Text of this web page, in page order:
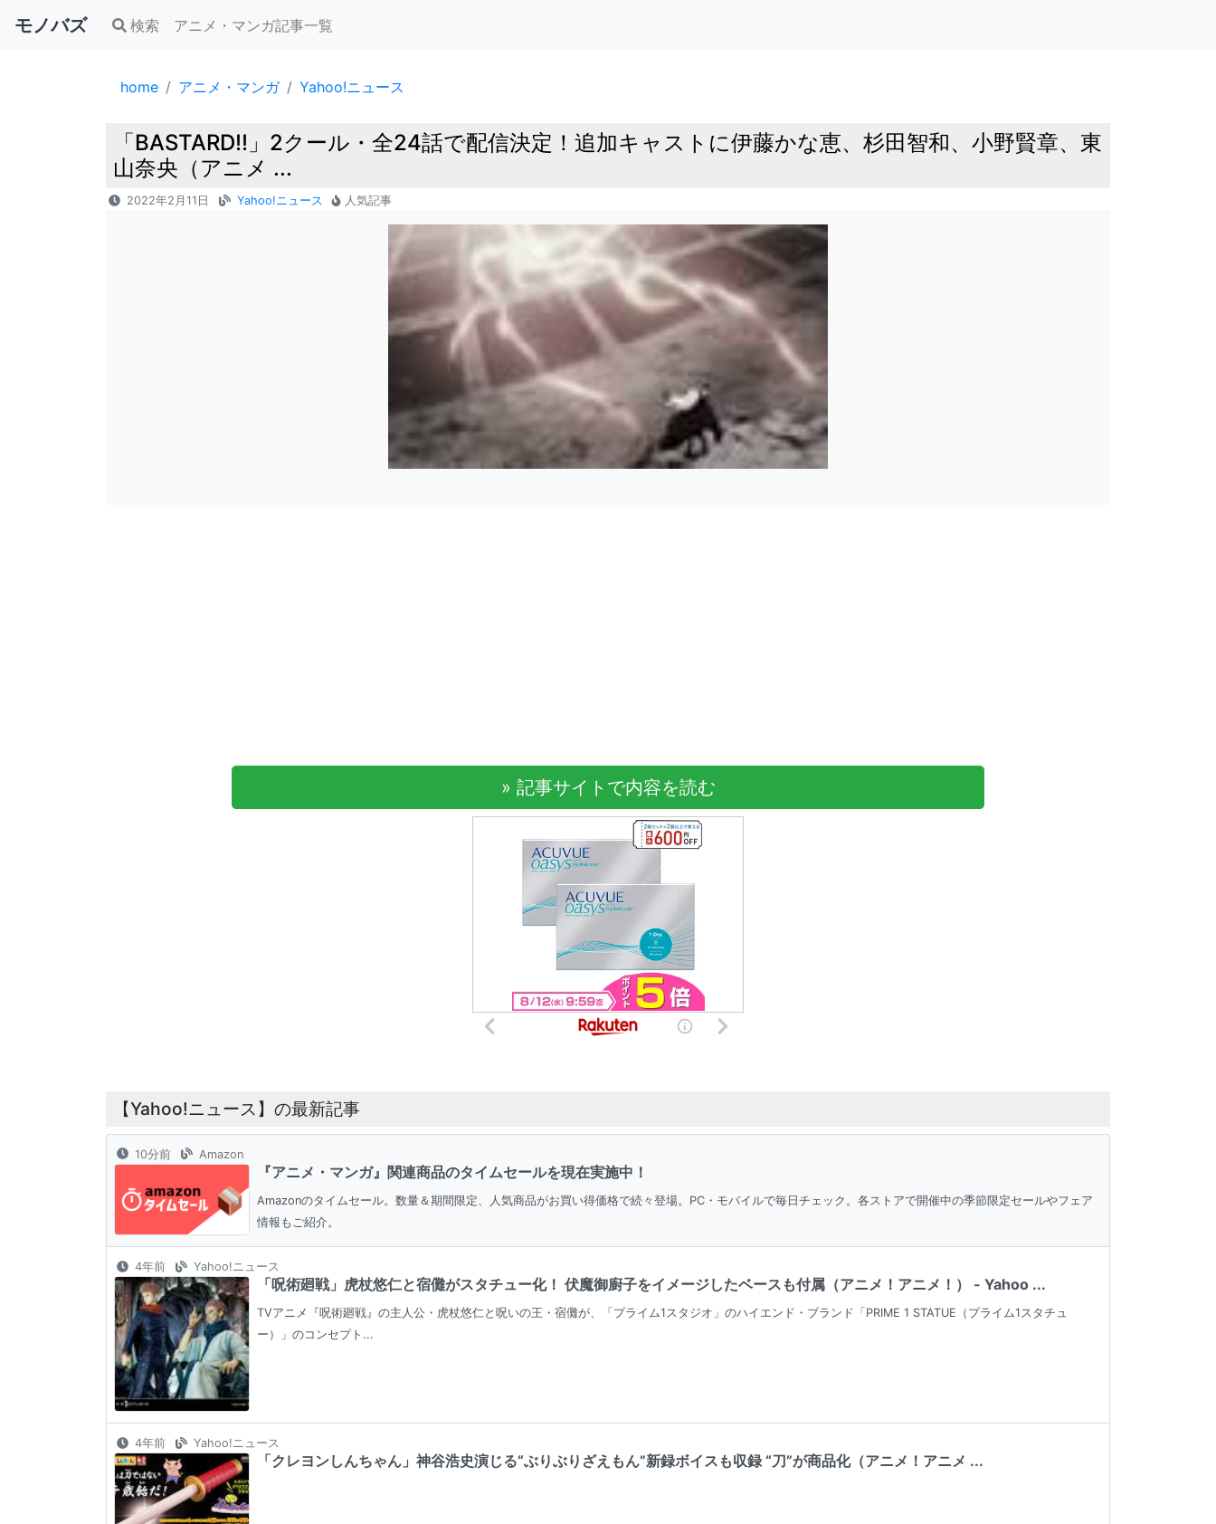
モノバズ 検索 アニメ・マンガ記事一覧
home アニメ・マンガ Yahoo!ニュース
「BASTARD!!」2クール・全24話で配信決定！追加キャストに伊藤かな恵、杉田智和、小野賢章、東
山奈央（アニメ ...
2022年2月11日 Yahoo!ニュース 人気記事
» 記事サイトで内容を読む
【Yahoo!ニュース】の最新記事
10分前 Amazon
『アニメ・マンガ』関連商品のタイムセールを現在実施中！
Amazonのタイムセール。数量＆期間限定、人気商品がお買い得価格で続々登場。PC・モバイルで毎日チェック。各ストアで開催中の季節限定セールやフェア
情報もご紹介。
4年前 Yahoo!ニュース
「呪術廻戦」虎杖悠仁と宿儺がスタチュー化！ 伏魔御廚子をイメージしたベースも付属（アニメ！アニメ！） - Yahoo ...
TVアニメ『呪術廻戦』の主人公・虎杖悠仁と呪いの王・宿儺が、「プライム1スタジオ」のハイエンド・ブランド「PRIME 1 STATUE（プライム1スタチュ
ー）」のコンセプト...
4年前 Yahoo!ニュース
「クレヨンしんちゃん」神谷浩史演じる“ぶりぶりざえもん”新録ボイスも収録 “刀”が商品化（アニメ！アニメ ...